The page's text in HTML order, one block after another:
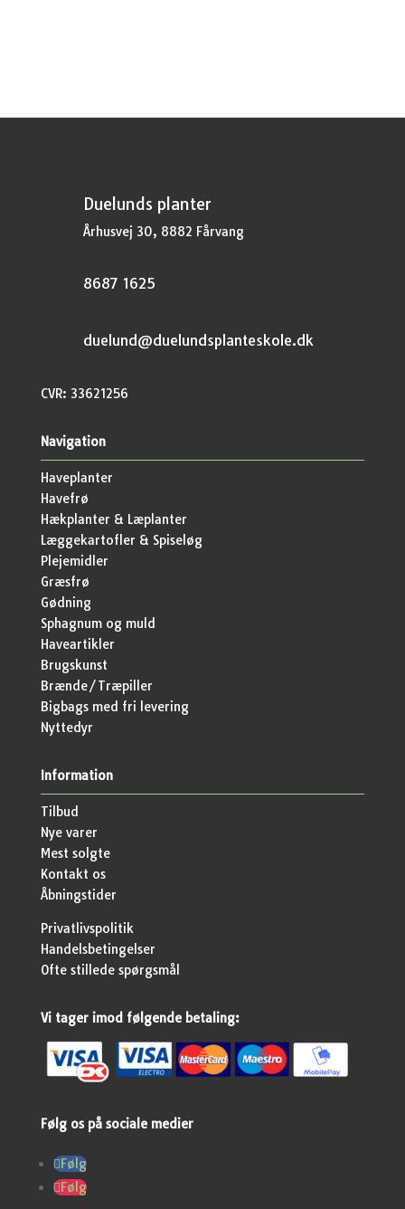
Duelunds planter
Århusvej 30, 8882 Fårvang
8687 1625
duelund@duelundsplanteskole.dk
CVR: 33621256
Navigation
Haveplanter
Havefrø
Hækplanter & Læplanter
Læggekartofler & Spiseløg
Plejemidler
Græsfrø
Gødning
Sphagnum og muld
Haveartikler
Brugskunst
Brænde/Træpiller
Bigbags med fri levering
Nyttedyr
Information
Tilbud
Nye varer
Mest solgte
Kontakt os
Åbningstider
Privatlivspolitik
Handelsbetingelser
Ofte stillede spørgsmål
Vi tager imod følgende betaling:
Følg os på sociale medier
Følg
Følg